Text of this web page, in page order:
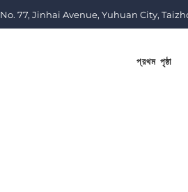
No. 77, Jinhai Avenue, Yuhuan City,
প্রথম পৃষ্ঠা